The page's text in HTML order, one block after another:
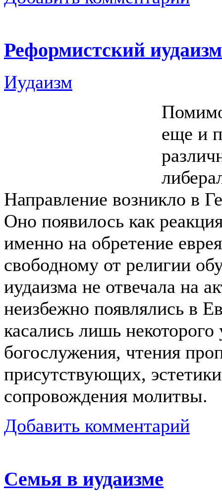
Реформистский иудаизм
Иудаизм
еще и
Направление возникло в
Оно появилось как
именно на обретение
свободному от религии
иудаизма не отвечала на
неизбежно появлялись в
касались лишь
богослужения, чтения
присутствующих,
сопровождения молитвы.
Добавить комментарий
Семья в иудаизме